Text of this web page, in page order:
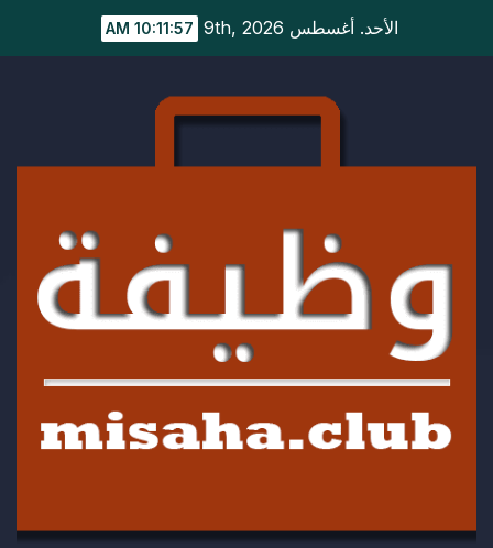
الأحد. أغسطس 9th, 2026 10:11:58 AM